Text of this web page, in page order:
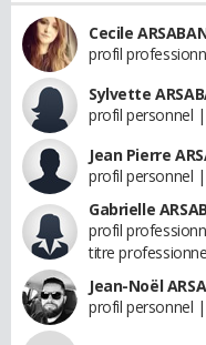
Cecile
profil
Sylvette
profil personnel |
Jean Pierre
profil personnel |
Gabrielle
profil
titre
Jean-Noël
profil personnel |